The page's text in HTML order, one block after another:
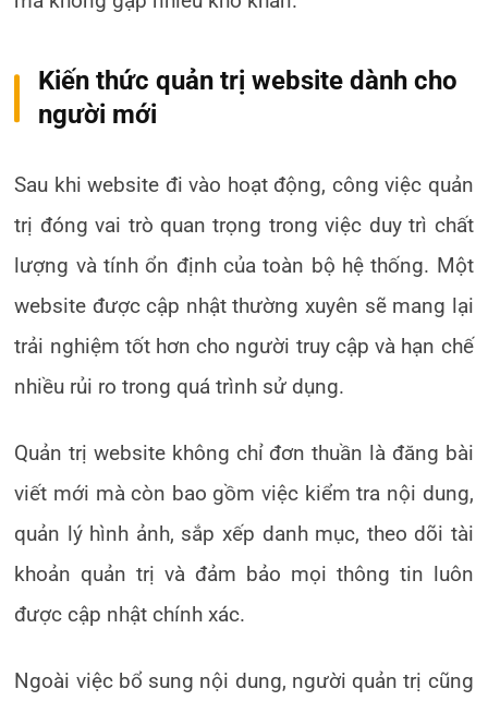
Kiến thức quản trị website dành cho
người mới
Sau khi website đi vào hoạt động, công việc quản
trị đóng vai trò quan trọng trong việc duy trì chất
lượng và tính ổn định của toàn bộ hệ thống. Một
website được cập nhật thường xuyên sẽ mang lại
trải nghiệm tốt hơn cho người truy cập và hạn chế
nhiều rủi ro trong quá trình sử dụng.
Quản trị website không chỉ đơn thuần là đăng bài
viết mới mà còn bao gồm việc kiểm tra nội dung,
quản lý hình ảnh, sắp xếp danh mục, theo dõi tài
khoản quản trị và đảm bảo mọi thông tin luôn
được cập nhật chính xác.
Ngoài việc bổ sung nội dung, người quản trị cũng